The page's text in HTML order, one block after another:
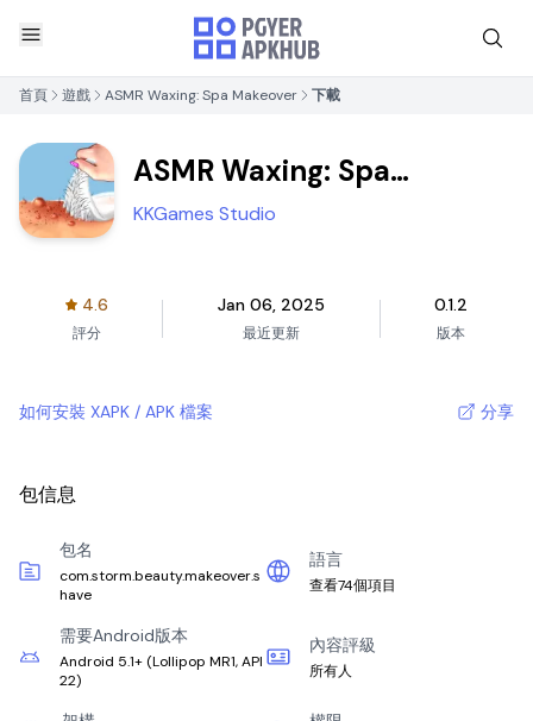
首頁 遊戲 ASMR Waxing: Spa Makeover 下載
ASMR Waxing: Spa
Makeover
KKGames Studio
4.6
評分
Jan 06, 2025
最近更新
0.1.2
版本
如何安裝 XAPK / APK 檔案 分享
包信息
包名
com.storm.beauty.makeover.s
have
語言
查看74個項目
需要Android版本
Android 5.1+ (Lollipop MR1, API
22)
內容評級
所有人